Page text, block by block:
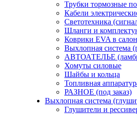
Трубки тормозные
Кабели
Светотехника
Шланги и
Коврики EVA в салон
Выхлопная система
АВТОАТЕЛЬЕ
Хомуты силовые
Шайбы и кольца
Топливная
РАЗНОЕ (под заказ)
Выхлопная система
Глушители и